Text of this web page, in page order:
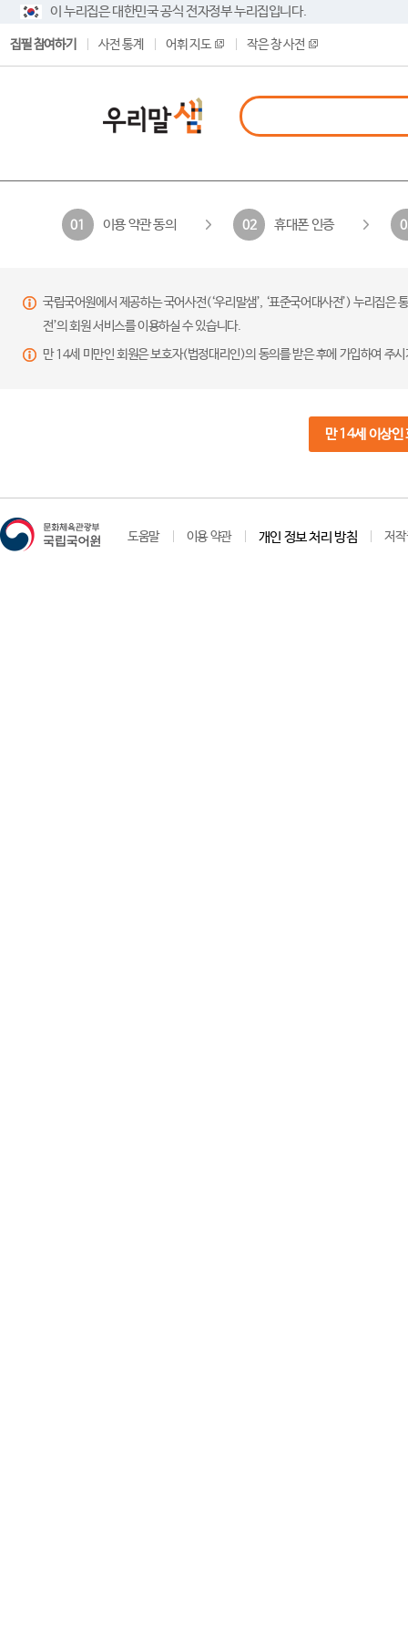
이 누리집은 대한민국 공식 전자정부 누리집입니다.
집필 참여하기 사전 통계 어휘 지도 작은 창 사전
01 이용 약관 동의 02 휴대폰 인증
국립국어원에서 제공하는 국어사전(‘우리말샘’, ‘표준국어대사전’) 누리집
전’의 회원 서비스를 이용하실 수 있습니다.
만 14세 미만인 회원은 보호자(법정대리인)의 동의를 받은 후에 가입하여 주
만 14세 이상인
도움말 이용 약관 개인 정보 처리 방침 저